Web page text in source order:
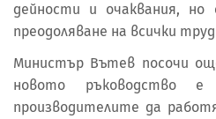
дейности и очаквания,
преодоляване на всички
Министър Вътев посочи
новото ръководство
производителите да